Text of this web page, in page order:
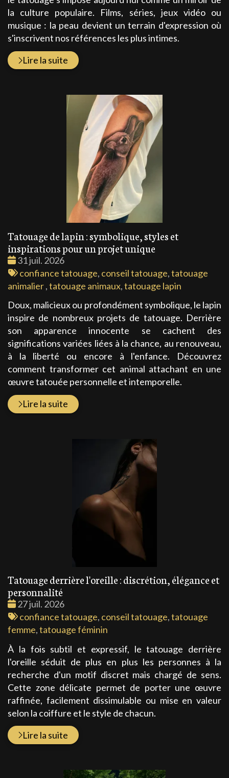
la culture populaire. Films, séries, jeux vidéo ou
musique : la peau devient un terrain d'expression où
s'inscrivent nos références les plus intimes.
Lire la suite
Tatouage de lapin : symbolique, styles et
inspirations pour un projet unique
Date
:
31 juil. 2026
Tags
:
confiance tatouage, conseil tatouage,tatouage
animalier,tatouage animaux,tatouage lapin
Doux, malicieux ou profondément symbolique, le lapin
inspire de nombreux projets de tatouage. Derrière
son apparence innocente se cachent des
significations variées liées à la chance, au renouveau,
à la liberté ou encore à l'enfance. Découvrez
comment transformer cet animal attachant en une
œuvre tatouée personnelle et intemporelle.
Lire la suite
Tatouage derrière l'oreille : discrétion, élégance et
personnalité
Date
:
27 juil. 2026
Tags
:
confiance tatouage, conseil tatouage,tatouage
femme,tatouage féminin
À la fois subtil et expressif, le tatouage derrière
l'oreille séduit de plus en plus les personnes à la
recherche d'un motif discret mais chargé de sens.
Cette zone délicate permet de porter une œuvre
raffinée, facilement dissimulable ou mise en valeur
selon la coiffure et le style de chacun.
Lire la suite